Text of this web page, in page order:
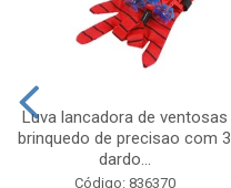
Luva lancadora de ventosas
brinquedo de precisao com 3
dardo...
Código: 836370